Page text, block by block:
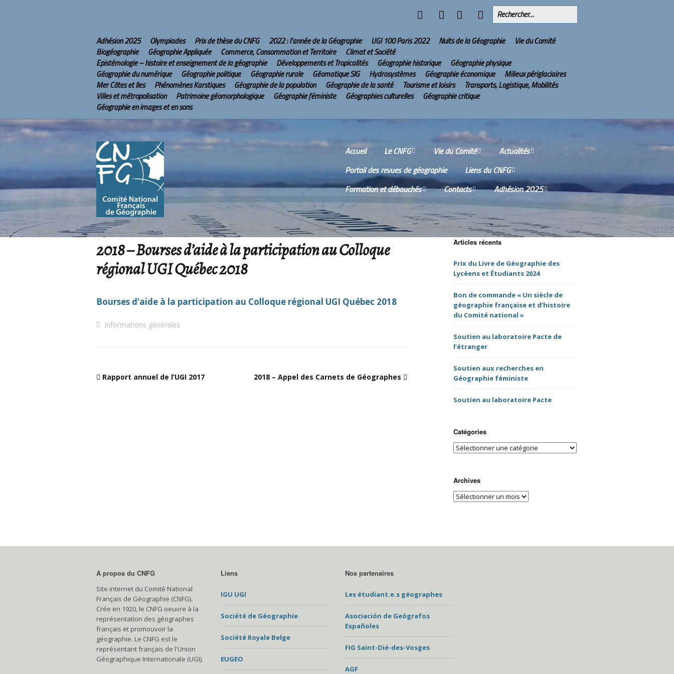
Adhésion 2025 Olympiades Prix de thèse du CNFG 2022 : l’année de la Géographie UGI 100 Paris 2022 Nuits de la Géographie
Vie du Comité
Biogéographie
Géographie Appliquée Commerce, Consommation et Territoire
Climat et Société
Epistémologie – histoire et enseignement de la géographie
Développements et Tropicalités Géographie historique
Géographie physique
Géographie du numérique
Géographie politique Géographie rurale Géomatique SIG Hydrosystèmes Géographie économique
Milieux périglaciaires
Mer Côtes et Iles
Phénomènes Karstiques Géographie de la population Géographie de la santé Tourisme et loisirs
Transports, Logistique, Mobilités
Villes et métropolisation
Patrimoine géomorphologique Géographie féministe Géographies culturelles
Géographie critique
Géographie en images et en sons
Accueil
Le CNFG
Le CNFG sur Internet
Conseil scientifique
Bureau
Vie du Comité
Commissions
Comptes-rendus des
réunions du Conseil
Scientifique
Comptes-rendus de
l’Assemblée Générale
Autres comptes-rendus
Prix de thèse du CNFG
Forums binationaux
Archives des lettres
Actualités
Olympiades Nationales
de Géographie
2022 : l’année de la
Géographie
UGI 100 Paris 2022
Nuits de la Géographie
2020
Prochains évènements
Tristes évènements
Portail des revues de géographie
Liens du CNFG
Nos partenaires
Formation et débouchés
Wikis
Mobilités internationales
Recherche et débouchés
Contacts
Où sommes-nous ?
Adhésion 2025
Services aux adhérents
2018 – Bourses d’aide à la participation au Colloque
régional UGI Québec 2018
Bourses d’aide à la participation au Colloque régional UGI Québec 2018
Informations générales
Rapport annuel de l’UGI 2017 2018 – Appel des Carnets de Géographes
Articles récents
Prix du Livre de Géographie des
Lycéens et Étudiants 2024
Bon de commande « Un siècle de
géographie française et d’histoire
du Comité national »
Soutien au laboratoire Pacte de
l’étranger
Soutien aux recherches en
Géographie féministe
Soutien au laboratoire Pacte
Catégories
Archives
A propos du CNFG
Site internet du Comité National
Français de Géographie (CNFG).
Crée en 1920, le CNFG oeuvre à la
représentation des géographes
français et promouvoir la
géographie. Le CNFG est le
représentant français de l'Union
Géographique Internationale (UGI).
Liens
IGU UGI
Société de Géographie
Société Royale Belge
EUGEO
Nos partenaires
Les étudiant.e.s géographes
Asociación de Geógrafos
Españoles
FIG Saint-Dié-des-Vosges
AGF